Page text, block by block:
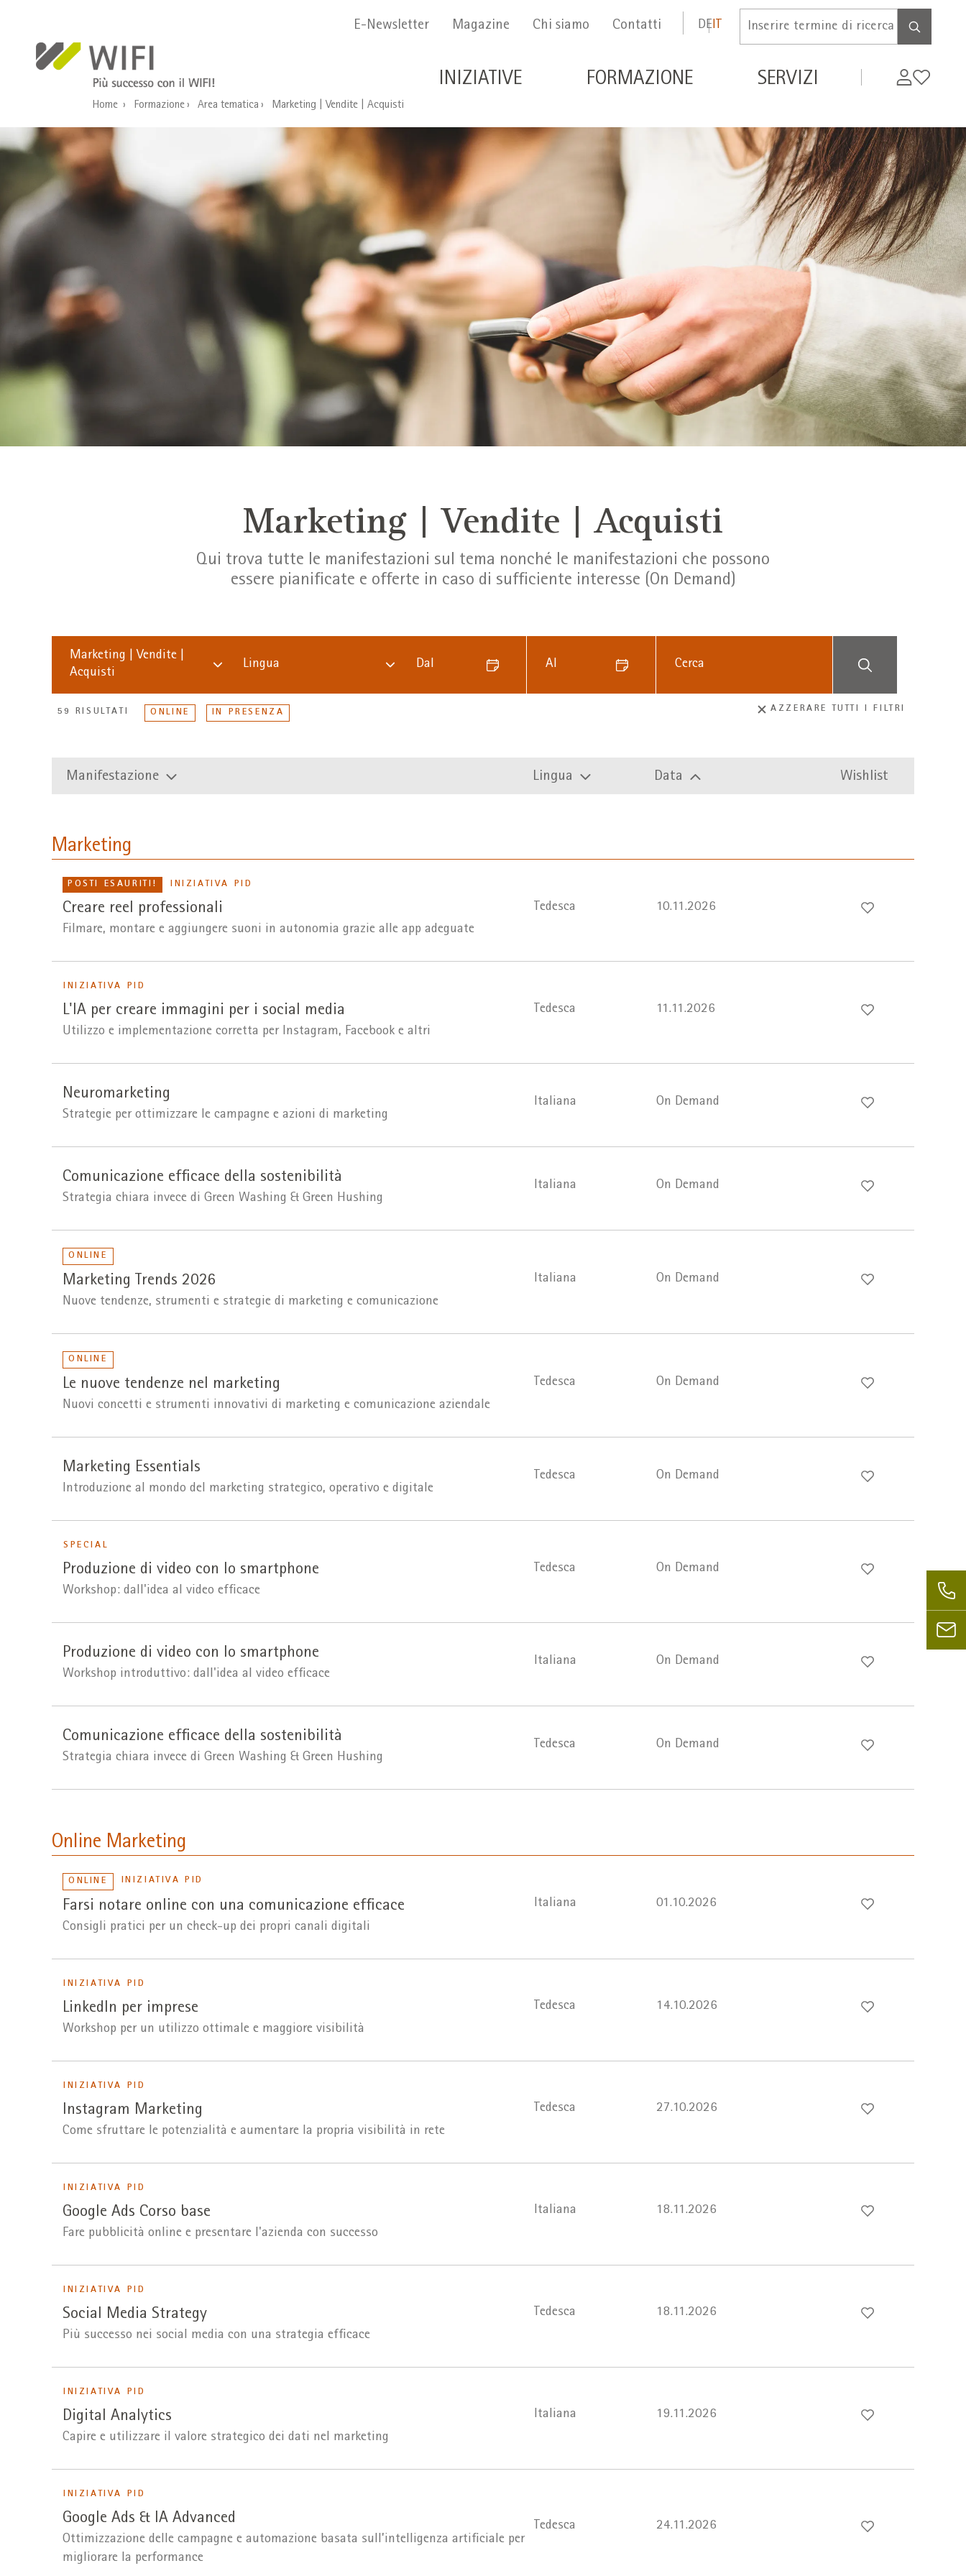
Menu Secondario
E-Newsletter Magazine Chi siamo Contatti DEIT
Inserire
ricerca
Navigazione principale de
INIZIATIVE FORMAZIONE SERVIZI
MyWishlist
Home Formazione Area tematica Marketing | Vendite | Acquisti
Marketing | Vendite | Acquisti
Qui trova tutte le manifestazioni sul tema nonché le manifestazioni che possono
essere pianificate e offerte in caso di sufficiente interesse (On Demand)
Marketing | Vendite |
Acquisti
Lingua Dal Al
59 RISULTATI ONLINE IN PRESENZA AZZERARE TUTTI I FILTRI
Manifestazione Lingua Data Wishlist
Marketing
POSTI ESAURITI! INIZIATIVA PID
Creare reel professionali
Filmare, montare e aggiungere suoni in autonomia grazie alle app adeguate
Tedesca 10.11.2026
INIZIATIVA PID
L'IA per creare immagini per i social media
Utilizzo e implementazione corretta per Instagram, Facebook e altri
Tedesca 11.11.2026
Neuromarketing
Strategie per ottimizzare le campagne e azioni di marketing
Italiana On Demand
Comunicazione efficace della sostenibilità
Strategia chiara invece di Green Washing & Green Hushing
Italiana On Demand
ONLINE
Marketing Trends 2026
Nuove tendenze, strumenti e strategie di marketing e comunicazione
Italiana On Demand
ONLINE
Le nuove tendenze nel marketing
Nuovi concetti e strumenti innovativi di marketing e comunicazione aziendale
Tedesca On Demand
Marketing Essentials
Introduzione al mondo del marketing strategico, operativo e digitale
Tedesca On Demand
SPECIAL
Produzione di video con lo smartphone
Workshop: dall'idea al video efficace
Tedesca On Demand
Produzione di video con lo smartphone
Workshop introduttivo: dall'idea al video efficace
Italiana On Demand
Comunicazione efficace della sostenibilità
Strategia chiara invece di Green Washing & Green Hushing
Tedesca On Demand
Online Marketing
ONLINE INIZIATIVA PID
Farsi notare online con una comunicazione efficace
Consigli pratici per un check-up dei propri canali digitali
Italiana 01.10.2026
INIZIATIVA PID
LinkedIn per imprese
Workshop per un utilizzo ottimale e maggiore visibilità
Tedesca 14.10.2026
INIZIATIVA PID
Instagram Marketing
Come sfruttare le potenzialità e aumentare la propria visibilità in rete
Tedesca 27.10.2026
INIZIATIVA PID
Google Ads Corso base
Fare pubblicità online e presentare l'azienda con successo
Italiana 18.11.2026
INIZIATIVA PID
Social Media Strategy
Più successo nei social media con una strategia efficace
Tedesca 18.11.2026
INIZIATIVA PID
Digital Analytics
Capire e utilizzare il valore strategico dei dati nel marketing
Italiana 19.11.2026
INIZIATIVA PID
Google Ads & IA Advanced
Ottimizzazione delle campagne e automazione basata sull’intelligenza artificiale per
migliorare la performance
Tedesca 24.11.2026